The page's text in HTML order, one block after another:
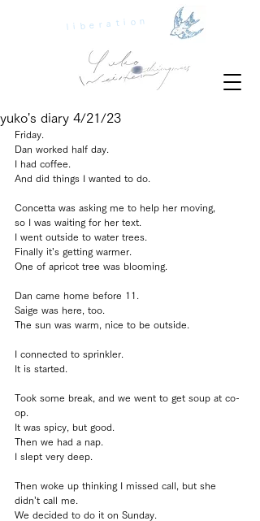
liberation
yuko's diary 4/21/23
Friday.
Dan worked half day.
I had coffee.
And did things I wanted to do.
Concetta was asking me to help her moving,
so I was waiting for her text.
I went outside to water trees.
Finally it’s getting warmer.
One of apricot tree was blooming.
Dan came home before 11.
Saige was here, too.
The sun was warm, nice to be outside.
I connected to sprinkler.
It is started.
Took some break, and we went to get soup at co-
op.
It was spicy, but good.
Then we had a nap.
I slept very deep.
Then woke up thinking I missed call, but she
didn’t call me.
We decided to do it on Sunday.